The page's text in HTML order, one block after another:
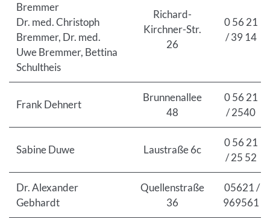
Bremmer
Dr. med. Christoph
Bremmer, Dr. med.
Uwe Bremmer, Bettina
Schultheis
Richard-
Kirchner-Str.
26
0 56 21
/ 39 14
Frank Dehnert
Brunnenallee
48
0 56 21
/ 2540
Sabine Duwe Laustraße 6c
0 56 21
/ 25 52
Dr. Alexander
Gebhardt
Quellenstraße
36
05621 /
969561